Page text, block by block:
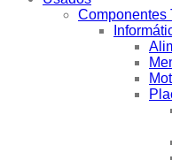
Componentes